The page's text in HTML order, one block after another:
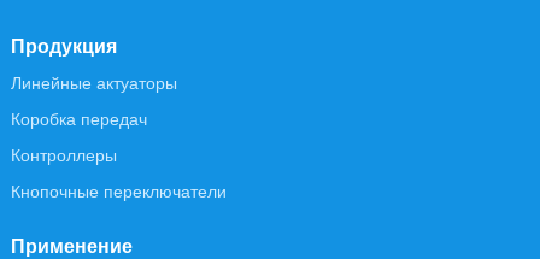
Продукция
Линейные актуаторы
Коробка передач
Контроллеры
Кнопочные переключатели
Применение